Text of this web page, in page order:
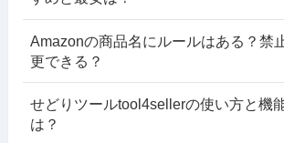
Amazonの商品名にルールはある？禁
更できる？
せどりツールtool4sellerの使い方と機
は？